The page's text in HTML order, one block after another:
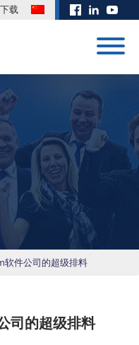
下载
系统
排料编
何品牌的
、火焰、
我
没
下载
有关我们软件解决
方案的更新和其他
文件，请点击这
里。
下载区
PN4000手册
下载
Teamviewer
闻中心
Biohort 使用
WiCAM 对冲
压和剪切机进
行编程
2026年3月17日
更多新闻
软件公司的超级排料
司的超级排料